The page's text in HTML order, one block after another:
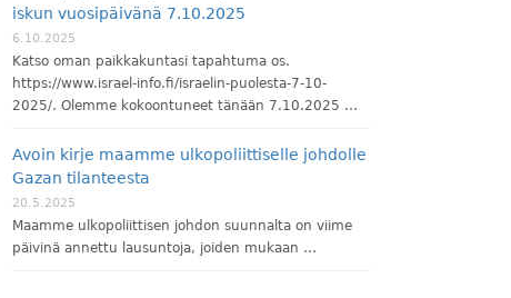
iskun vuosipäivänä 7.10.2025
6.10.2025
Katso oman paikkakuntasi tapahtuma os.
https://www.israel-info.fi/israelin-puolesta-7-10-
2025/. Olemme kokoontuneet tänään 7.10.2025 …
Avoin kirje maamme ulkopoliittiselle johdolle
Gazan tilanteesta
20.5.2025
Maamme ulkopoliittisen johdon suunnalta on viime
päivinä annettu lausuntoja, joiden mukaan …